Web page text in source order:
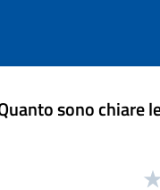
sono chiare